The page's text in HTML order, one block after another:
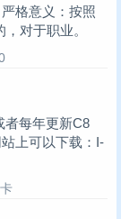
格意义：按照
对于职业。
者每年更新C8
上可以下载：I-